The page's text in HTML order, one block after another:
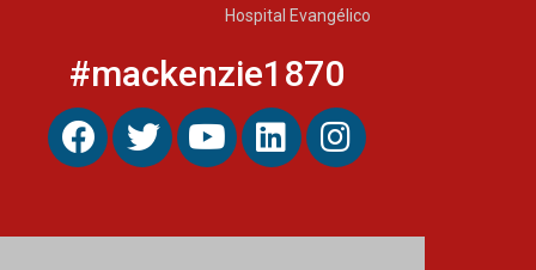
Hospital Evangélico
#mackenzie1870